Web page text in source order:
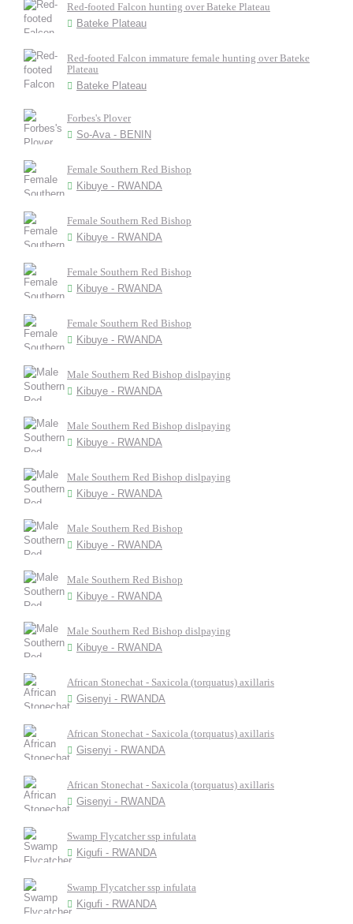
Red-footed Falcon hunting over Bateke Plateau
Bateke Plateau
Red-footed Falcon immature female hunting over Bateke
Plateau
Bateke Plateau
Forbes's Plover
So-Ava - BENIN
Female Southern Red Bishop
Kibuye - RWANDA
Female Southern Red Bishop
Kibuye - RWANDA
Female Southern Red Bishop
Kibuye - RWANDA
Female Southern Red Bishop
Kibuye - RWANDA
Male Southern Red Bishop dislpaying
Kibuye - RWANDA
Male Southern Red Bishop dislpaying
Kibuye - RWANDA
Male Southern Red Bishop dislpaying
Kibuye - RWANDA
Male Southern Red Bishop
Kibuye - RWANDA
Male Southern Red Bishop
Kibuye - RWANDA
Male Southern Red Bishop dislpaying
Kibuye - RWANDA
African Stonechat - Saxicola (torquatus) axillaris
Gisenyi - RWANDA
African Stonechat - Saxicola (torquatus) axillaris
Gisenyi - RWANDA
African Stonechat - Saxicola (torquatus) axillaris
Gisenyi - RWANDA
Swamp Flycatcher ssp infulata
Kigufi - RWANDA
Swamp Flycatcher ssp infulata
Kigufi - RWANDA